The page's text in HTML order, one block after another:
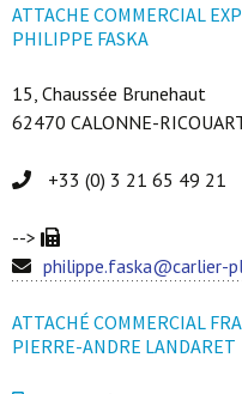
ATTACHE COMMERCIAL
PHILIPPE FASKA
15, Chaussée Brunehaut
62470 CALONNE-
+33 (0) 3 21 65 49 21
-->
philippe.faska@carlier-
ATTACHÉ COMMERCIAL
PIERRE-ANDRE LANDARET